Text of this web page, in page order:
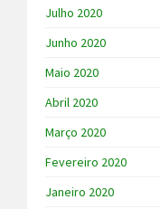
Julho 2020
Junho 2020
Maio 2020
Abril 2020
Março 2020
Fevereiro 2020
Janeiro 2020